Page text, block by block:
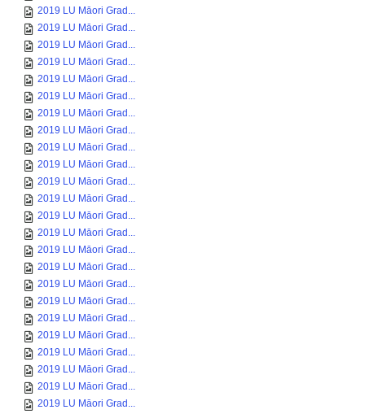
2019 LU Māori Grad...
2019 LU Māori Grad...
2019 LU Māori Grad...
2019 LU Māori Grad...
2019 LU Māori Grad...
2019 LU Māori Grad...
2019 LU Māori Grad...
2019 LU Māori Grad...
2019 LU Māori Grad...
2019 LU Māori Grad...
2019 LU Māori Grad...
2019 LU Māori Grad...
2019 LU Māori Grad...
2019 LU Māori Grad...
2019 LU Māori Grad...
2019 LU Māori Grad...
2019 LU Māori Grad...
2019 LU Māori Grad...
2019 LU Māori Grad...
2019 LU Māori Grad...
2019 LU Māori Grad...
2019 LU Māori Grad...
2019 LU Māori Grad...
2019 LU Māori Grad...